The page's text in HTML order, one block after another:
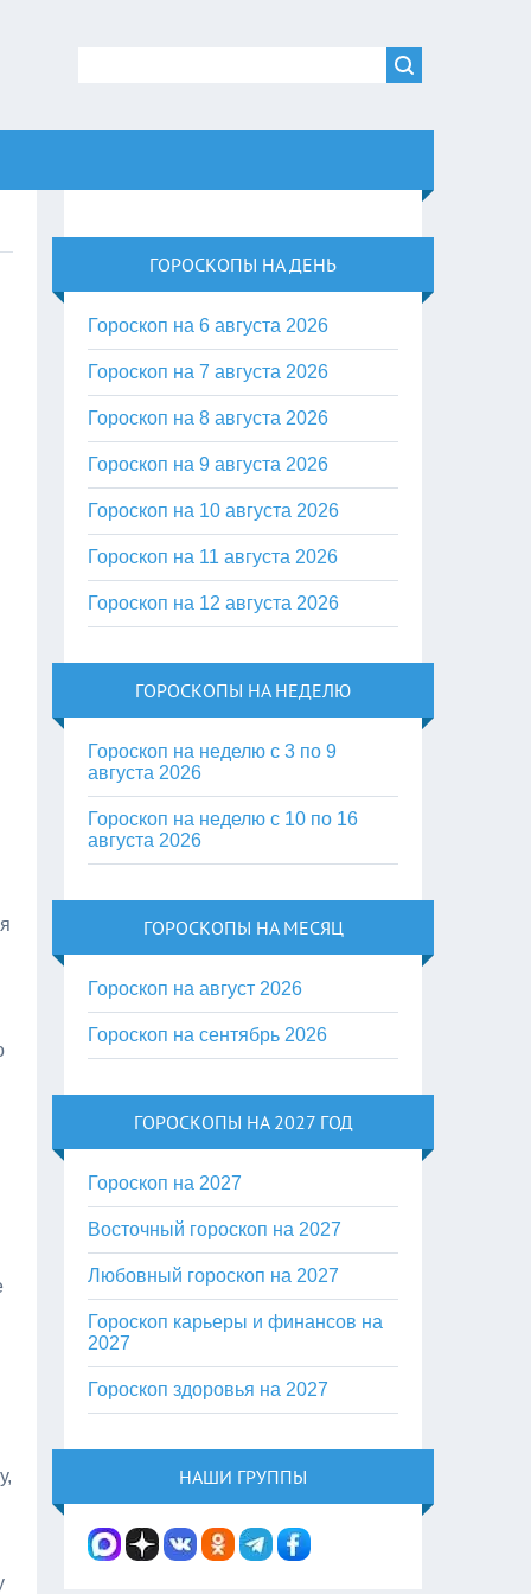
ГОРОСКОПЫ НА ДЕНЬ
Гороскоп на 6 августа 2026
Гороскоп на 7 августа 2026
Гороскоп на 8 августа 2026
Гороскоп на 9 августа 2026
Гороскоп на 10 августа 2026
Гороскоп на 11 августа 2026
Гороскоп на 12 августа 2026
ГОРОСКОПЫ НА НЕДЕЛЮ
Гороскоп на неделю с 3 по 9
августа 2026
Гороскоп на неделю с 10 по 16
августа 2026
ГОРОСКОПЫ НА МЕСЯЦ
Гороскоп на август 2026
Гороскоп на сентябрь 2026
ГОРОСКОПЫ НА 2027 ГОД
Гороскоп на 2027
Восточный гороскоп на 2027
Любовный гороскоп на 2027
Гороскоп карьеры и финансов на
2027
Гороскоп здоровья на 2027
НАШИ ГРУППЫ